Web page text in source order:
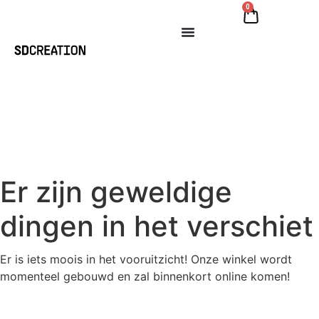
0
Er zijn geweldige
dingen in het verschiet
Er is iets moois in het vooruitzicht! Onze winkel wordt
momenteel gebouwd en zal binnenkort online komen!